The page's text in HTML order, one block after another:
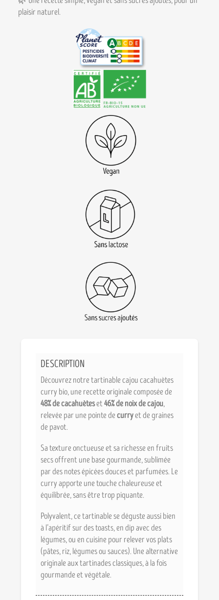
plaisir naturel.
DESCRIPTION
Découvrez notre tartinable cajou cacahuètes
curry bio, une recette originale composée de
48% de cacahuèteset46% de noix de cajou,
relevée par une pointe decurryet de graines
de pavot.
Sa texture onctueuse et sa richesse en fruits
secs offrent une base gourmande, sublimée
par des notes épicées douces et parfumées. Le
curry apporte une touche chaleureuse et
équilibrée, sans être trop piquante.
Polyvalent, ce tartinable se déguste aussi bien
à l’apéritif sur des toasts, en dip avec des
légumes, ou en cuisine pour relever vos plats
(pâtes, riz, légumes ou sauces). Une alternative
originale aux tartinades classiques, à la fois
gourmande et végétale.